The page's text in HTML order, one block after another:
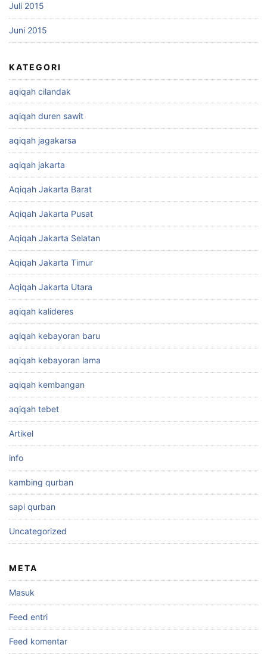
Juli 2015
Juni 2015
KATEGORI
aqiqah cilandak
aqiqah duren sawit
aqiqah jagakarsa
aqiqah jakarta
Aqiqah Jakarta Barat
Aqiqah Jakarta Pusat
Aqiqah Jakarta Selatan
Aqiqah Jakarta Timur
Aqiqah Jakarta Utara
aqiqah kalideres
aqiqah kebayoran baru
aqiqah kebayoran lama
aqiqah kembangan
aqiqah tebet
Artikel
info
kambing qurban
sapi qurban
Uncategorized
META
Masuk
Feed entri
Feed komentar